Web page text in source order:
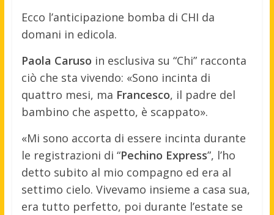
Ecco l’anticipazione bomba di CHI da
domani in edicola.
Paola Caruso in esclusiva su “Chi” racconta
ciò che sta vivendo: «Sono incinta di
quattro mesi, ma Francesco, il padre del
bambino che aspetto, è scappato».
«Mi sono accorta di essere incinta durante
le registrazioni di “Pechino Express”, l’ho
detto subito al mio compagno ed era al
settimo cielo. Vivevamo insieme a casa sua,
era tutto perfetto, poi durante l’estate se